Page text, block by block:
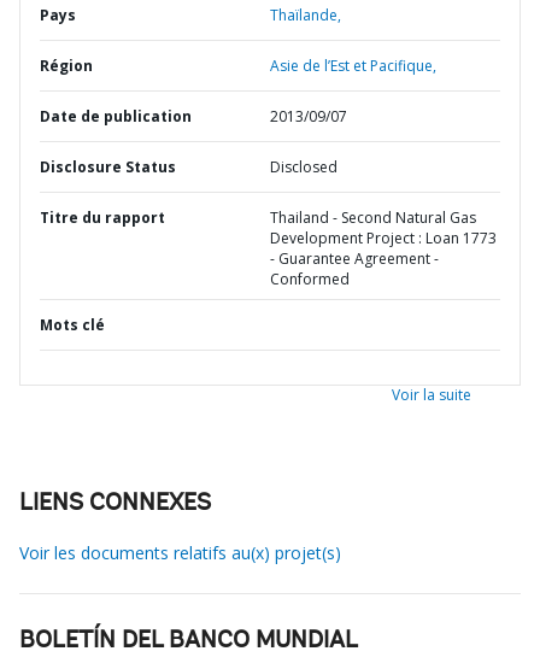
Pays Thaïlande,
Région Asie de l’Est et Pacifique,
Date de publication 2013/09/07
Disclosure Status Disclosed
Titre du rapport
Thailand - Second Natural Gas
Development Project : Loan 1773
- Guarantee Agreement -
Conformed
Mots clé
Voir la suite
LIENS CONNEXES
Voir les documents relatifs au(x) projet(s)
BOLETÍN DEL BANCO MUNDIAL